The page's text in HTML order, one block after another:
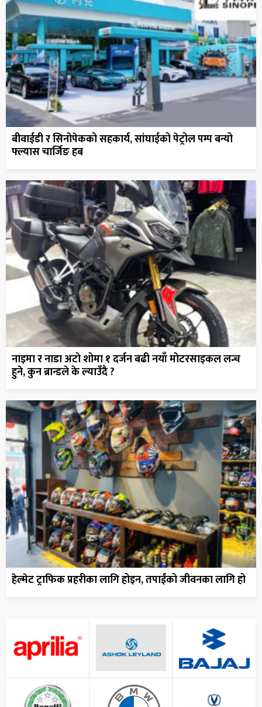
बीवाईडी र सिनोपेकको सहकार्य, सांघाईको पेट्रोल पम्प बन्यो
फ्ल्यास चार्जिङ हब
नाइमा र नाडा अटो शोमा १ दर्जन बढी नयाँ मोटरसाइकल लन्च
हुने, कुन ब्रान्डले के ल्याउँदै ?
हेल्मेट ट्राफिक प्रहरीका लागि होइन, तपाईंको जीवनका लागि हो